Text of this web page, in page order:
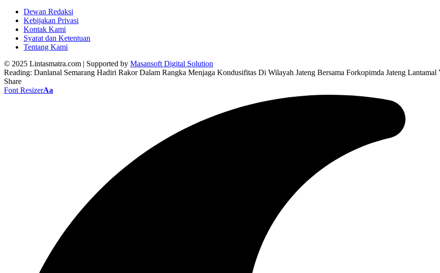
Dewan Redaksi
Kebijakan Privasi
Kontak Kami
Syarat dan Ketentuan
Tentang Kami
© 2025 Lintasmatra.com | Supported by Masansoft Digital Solution
Reading: Danlanal Semarang Hadiri Rakor Dalam Rangka Menjaga Kondusifitas Di Wilayah Jateng Bersama Forkopimda Jateng Lantamal
Share
Font ResizerAa